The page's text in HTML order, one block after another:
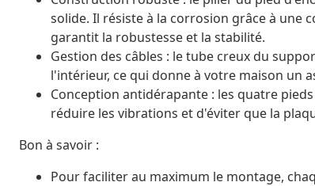
solide. Il résiste à la corrosion grâce à une
garantit la robustesse et la stabilité.
Gestion des câbles : le tube creux du
l'intérieur, ce qui donne à votre maison un
Conception antidérapante : les quatre
réduire les vibrations et d'éviter que la
Bon à savoir :
Pour faciliter au maximum le montage,